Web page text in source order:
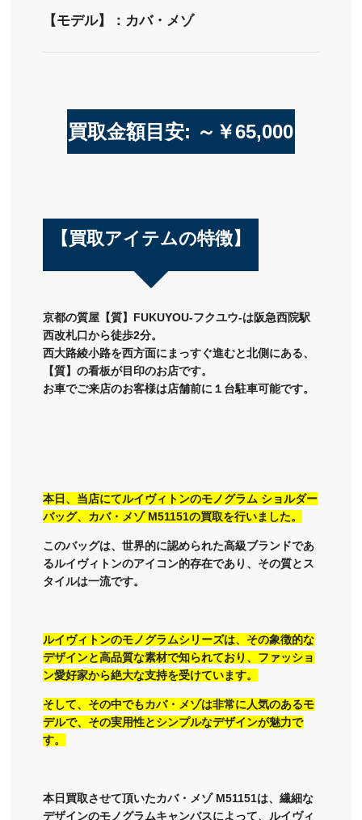
【モデル】：カバ・メゾ
買取金額目安: ～￥65,000
【買取アイテムの特徴】
京都の質屋【質】FUKUYOU-フクユウ-は阪急西院駅
西改札口から徒歩2分。
西大路綾小路を西方面にまっすぐ進むと北側にある、
【質】の看板が目印のお店です。
お車でご来店のお客様は店舗前に１台駐車可能です。
本日、当店にてルイヴィトンのモノグラム ショルダー
バッグ、カバ・メゾ M51151の買取を行いました。
このバッグは、世界的に認められた高級ブランドであ
るルイヴィトンのアイコン的存在であり、その質とス
タイルは一流です。
ルイヴィトンのモノグラムシリーズは、その象徴的な
デザインと高品質な素材で知られており、ファッショ
ン愛好家から絶大な支持を受けています。
そして、その中でもカバ・メゾは非常に人気のあるモ
デルで、その実用性とシンプルなデザインが魅力で
す。
本日買取させて頂いたカバ・メゾ M51151は、繊細な
デザインのモノグラムキャンバスによって、ルイヴィ